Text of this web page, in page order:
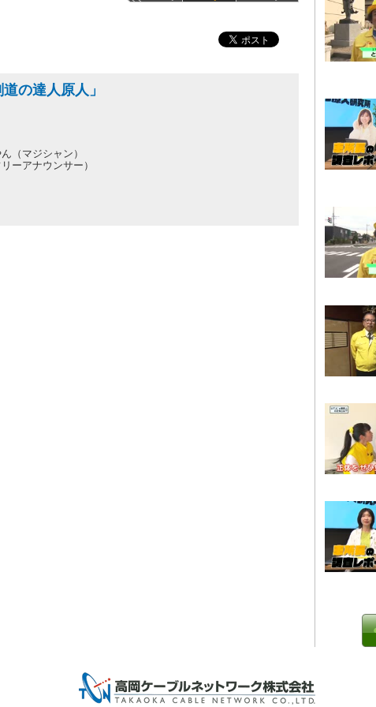
の達人原人」
（マジシャン）
ーアナウンサー）